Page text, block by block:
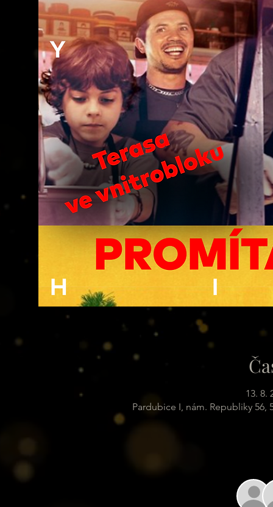
13. 8.
Pardubice I, nám. Republiky 56,